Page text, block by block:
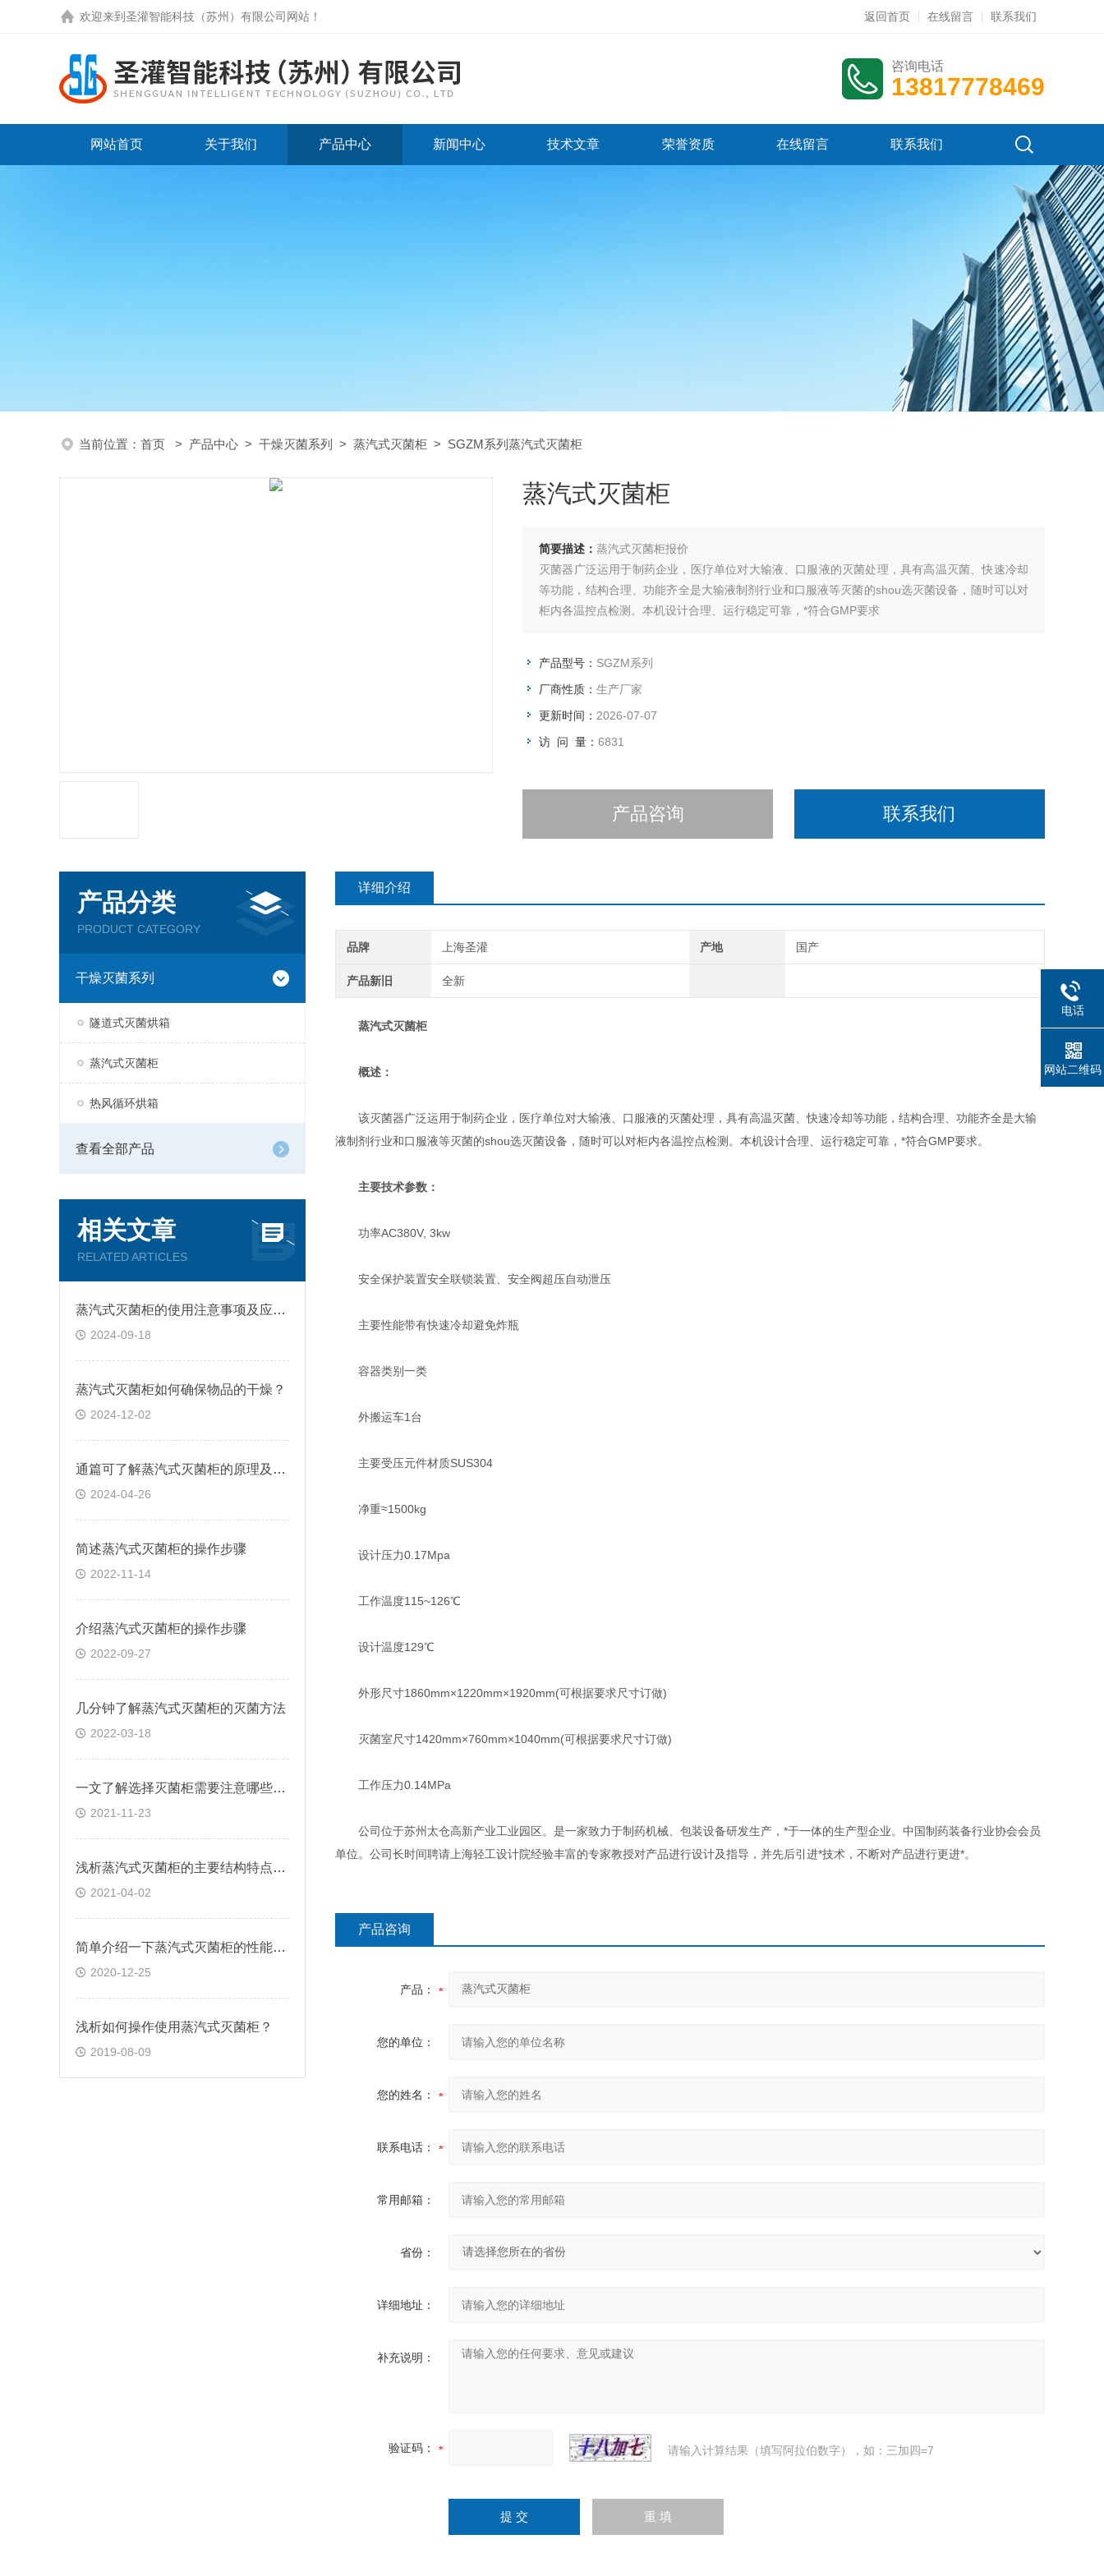
欢迎来到圣灌智能科技（苏州）有限公司网站！ 返回首页 在线留言 联系我们
咨询电话
13817778469
网站首页 关于我们 产品中心 新闻中心 技术文章 荣誉资质 在线留言 联系我们
当前位置： 首页 > 产品中心 > 干燥灭菌系列 > 蒸汽式灭菌柜 > SGZM系列蒸汽式灭菌柜
蒸汽式灭菌柜
简要描述： 蒸汽式灭菌柜报价
灭菌器广泛运用于制药企业，医疗单位对大输液、口服液的灭菌处理，具有高温灭菌、快速冷却
等功能，结构合理、功能齐全是大输液制剂行业和口服液等灭菌的shou选灭菌设备，随时可以对
柜内各温控点检测。本机设计合理、运行稳定可靠，*符合GMP要求
产品型号： SGZM系列
厂商性质： 生产厂家
更新时间： 2026-07-07
访 问 量： 6831
产品咨询 联系我们
详细介绍
品牌 上海圣灌 产地 国产
产品新旧 全新
蒸汽式灭菌柜
概述：
该灭菌器广泛运用于制药企业，医疗单位对大输液、口服液的灭菌处理，具有高温灭菌、快速冷却等功能，结构合理、功能齐全是大输
液制剂行业和口服液等灭菌的shou选灭菌设备，随时可以对柜内各温控点检测。本机设计合理、运行稳定可靠，*符合GMP要求。
主要技术参数：
功率AC380V, 3kw
安全保护装置安全联锁装置、安全阀超压自动泄压
主要性能带有快速冷却避免炸瓶
容器类别一类
外搬运车1台
主要受压元件材质SUS304
净重≈1500kg
设计压力0.17Mpa
工作温度115~126℃
设计温度129℃
外形尺寸1860mm×1220mm×1920mm(可根据要求尺寸订做)
灭菌室尺寸1420mm×760mm×1040mm(可根据要求尺寸订做)
工作压力0.14MPa
公司位于苏州太仓高新产业工业园区。是一家致力于制药机械、包装设备研发生产，*于一体的生产型企业。中国制药装备行业协会会员
单位。公司长时间聘请上海轻工设计院经验丰富的专家教授对产品进行设计及指导，并先后引进*技术，不断对产品进行更进*。
产品咨询
产品：
您的单位：
您的姓名：
联系电话：
常用邮箱：
省份：
详细地址：
补充说明：
验证码： 请输入计算结果（填写阿拉伯数字），如：三加四=7
产品分类
PRODUCT CATEGORY
干燥灭菌系列
隧道式灭菌烘箱
蒸汽式灭菌柜
热风循环烘箱
查看全部产品
相关文章
RELATED ARTICLES
蒸汽式灭菌柜的使用注意事项及应用介绍
2024-09-18
蒸汽式灭菌柜如何确保物品的干燥？
2024-12-02
通篇可了解蒸汽式灭菌柜的原理及优点
2024-04-26
简述蒸汽式灭菌柜的操作步骤
2022-11-14
介绍蒸汽式灭菌柜的操作步骤
2022-09-27
几分钟了解蒸汽式灭菌柜的灭菌方法
2022-03-18
一文了解选择灭菌柜需要注意哪些内容？
2021-11-23
浅析蒸汽式灭菌柜的主要结构特点是是什么？
2021-04-02
简单介绍一下蒸汽式灭菌柜的性能特点
2020-12-25
浅析如何操作使用蒸汽式灭菌柜？
2019-08-09
电话
网站二维码